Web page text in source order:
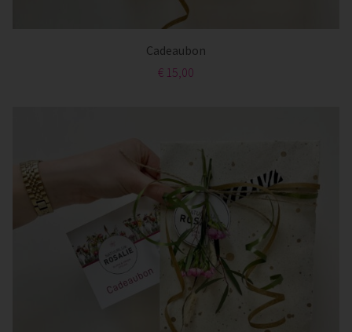
Cadeaubon
€ 15,00